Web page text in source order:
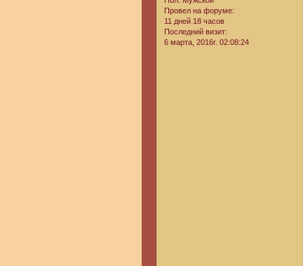
Провел на форуме:
11 дней 18 часов
Последний визит:
6 марта, 2016г. 02:08:24